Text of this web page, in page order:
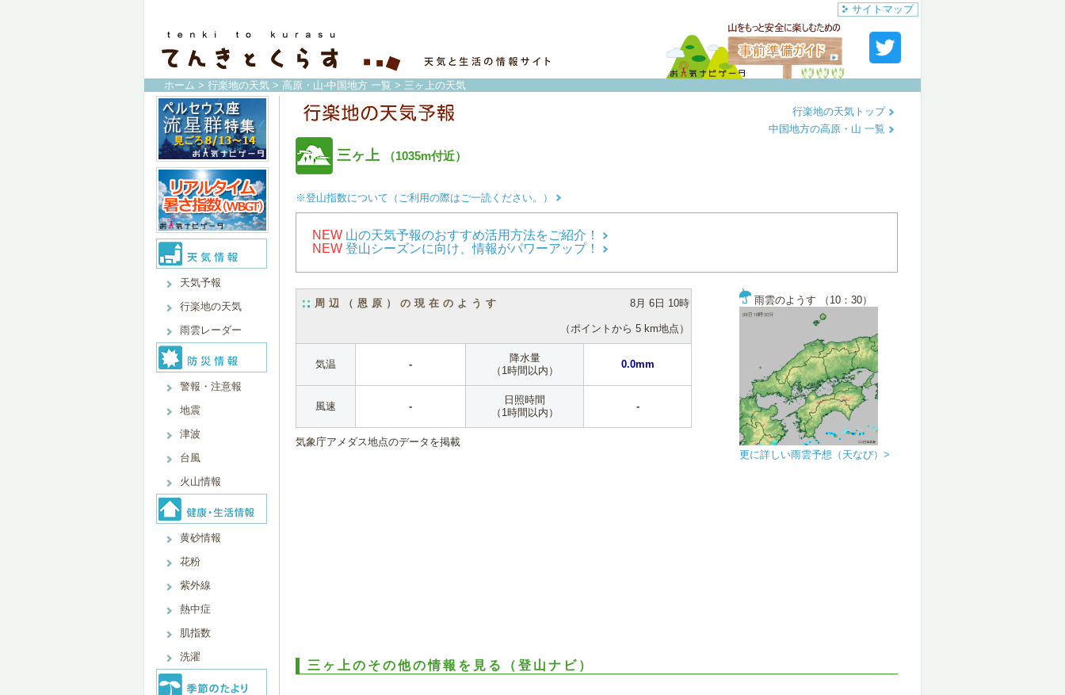
サイトマップ
ホーム > 行楽地の天気 > 高原・山-中国地方 一覧 > 三ヶ上の天気
天気予報
行楽地の天気
雨雲レーダー
警報・注意報
地震
津波
台風
火山情報
黄砂情報
花粉
紫外線
熱中症
肌指数
洗濯
三ヶ上 （1035m付近）
行楽地の天気トップ
中国地方の高原・山 一覧
※登山指数について（ご利用の際はご一読ください。）
NEW 山の天気予報のおすすめ活用方法をご紹介！
NEW 登山シーズンに向け、情報がパワーアップ！
周辺（恩原）の現在のようす 8月 6日 10時
（ポイントから 5 km地点）
気温 -
降水量
（1時間以内）
0.0mm
風速 -
日照時間
（1時間以内）
-
気象庁アメダス地点のデータを掲載
雨雲のようす （10：30）
更に詳しい雨雲予想（天なび）>
三ヶ上のその他の情報を見る（登山ナビ）